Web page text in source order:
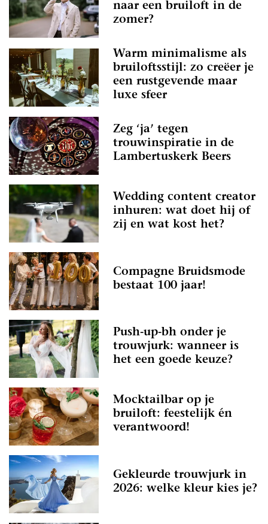
naar een bruiloft in de
zomer?
Warm minimalisme als
bruiloftsstijl: zo creëer je
een rustgevende maar
luxe sfeer
Zeg ‘ja’ tegen
trouwinspiratie in de
Lambertuskerk Beers
Wedding content creator
inhuren: wat doet hij of
zij en wat kost het?
Compagne Bruidsmode
bestaat 100 jaar!
Push-up-bh onder je
trouwjurk: wanneer is
het een goede keuze?
Mocktailbar op je
bruiloft: feestelijk én
verantwoord!
Gekleurde trouwjurk in
2026: welke kleur kies je?